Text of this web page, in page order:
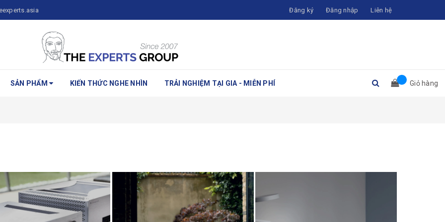
Đăng ký Đăng nhập Liên hệ
SẢN PHẨM KIẾN THỨC NGHE NHÌN TRẢI NGHIỆM TẠI GIA - MIỄN PHÍ Giỏ hàng